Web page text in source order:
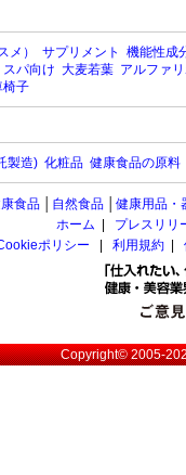
メ） サプリメント 機能性成
パ向け 大麦若葉 アルファ
椅子
製造) 化粧品 健康食品の原料
食品 自然食品 健康用品・
ホーム
プレスリリ
ポリシー
利用規約
Copyright© 2005-